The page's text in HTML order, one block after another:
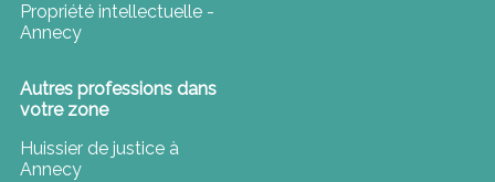
Propriété intellectuelle -
Annecy
Autres professions dans
votre zone
Huissier de justice à
Annecy